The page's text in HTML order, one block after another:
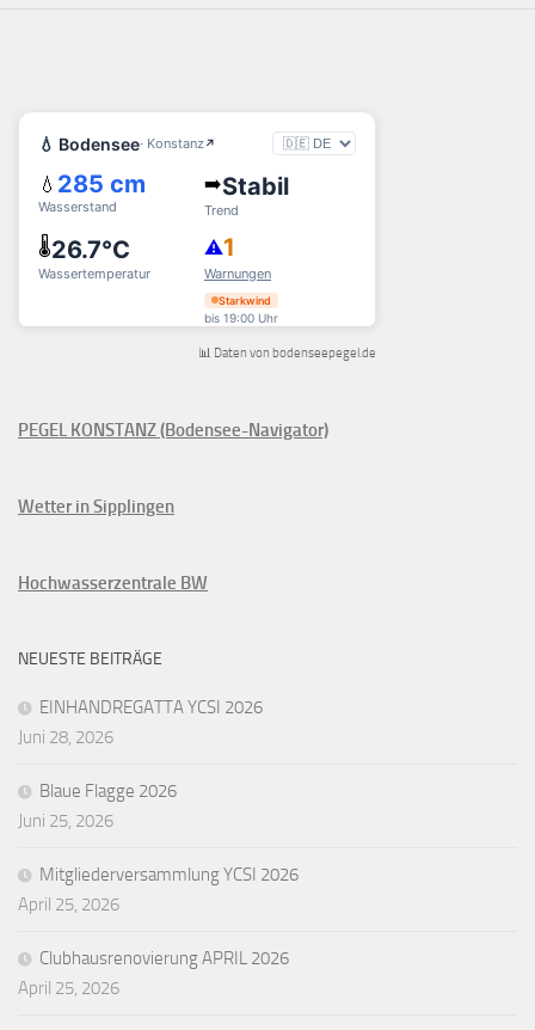
📊 Daten von bodenseepegel.de
PEGEL KONSTANZ (Bodensee-Navigator)
Wetter in Sipplingen
Hochwasserzentrale BW
NEUESTE BEITRÄGE
EINHANDREGATTA YCSI 2026
Juni 28, 2026
Blaue Flagge 2026
Juni 25, 2026
Mitgliederversammlung YCSI 2026
April 25, 2026
Clubhausrenovierung APRIL 2026
April 25, 2026